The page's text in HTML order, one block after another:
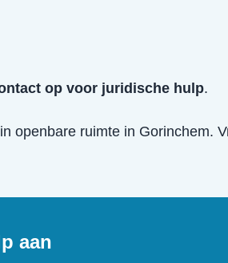
op voor juridische hulp.
openbare ruimte in Gorinchem.
aan